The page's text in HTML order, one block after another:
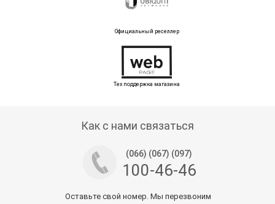
Официальный реселлер
Тех поддержка магазина
Как с нами связаться
(066) (067) (097)
100-46-46
Оставьте свой номер. Мы перезвоним